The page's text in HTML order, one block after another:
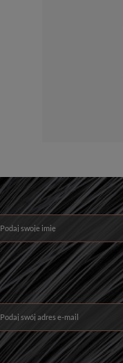
Podaj swoje imię
Podaj swój adres e-mail